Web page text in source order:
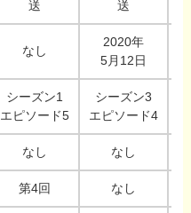
送
送
なし
2020年
5月12日
シーズン1
エピソード5
シーズン3
エピソード4
なし なし
第4回 なし